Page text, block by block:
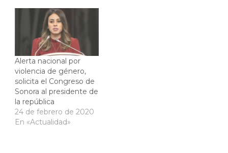
Alerta nacional por
violencia de género,
solicita el Congreso de
Sonora al presidente de
la república
24 de febrero de 2020
En «Actualidad»